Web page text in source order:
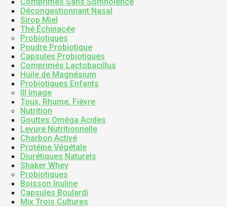
Décongestionnant Nasal
Sirop Miel
Thé Échinacée
Probiotiques
Poudre Probiotique
Capsules Probiotiques
Comprimés Lactobacillus
Huile de Magnésium
Probiotiques Enfants
III Image
Toux, Rhume, Fièvre
Nutrition
Gouttes Oméga Acides
Levure Nutritionnelle
Charbon Activé
Protéine Végétale
Diurétiques Naturels
Shaker Whey
Probiotiques
Boisson Inuline
Capsules Boulardi
Mix Trois Cultures